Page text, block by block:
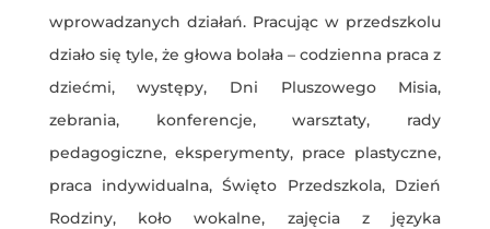
wprowadzanych działań. Pracując w przedszkolu
działo się tyle, że głowa bolała – codzienna praca z
dziećmi, występy, Dni Pluszowego Misia,
zebrania, konferencje, warsztaty, rady
pedagogiczne, eksperymenty, prace plastyczne,
praca indywidualna, Święto Przedszkola, Dzień
Rodziny, koło wokalne, zajęcia z języka